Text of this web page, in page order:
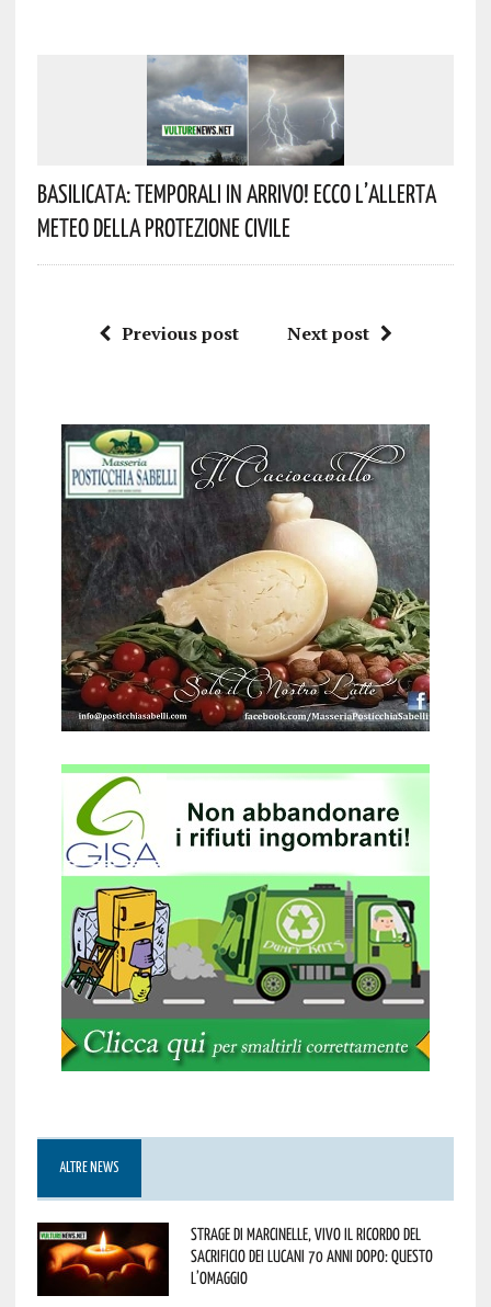
Basilicata: Temporali In Arrivo! Ecco L’allerta
Meteo Della Protezione Civile
Previous post Next post
ALTRE NEWS
Strage di Marcinelle, vivo il ricordo del
sacrificio dei lucani 70 anni dopo: questo
l’omaggio